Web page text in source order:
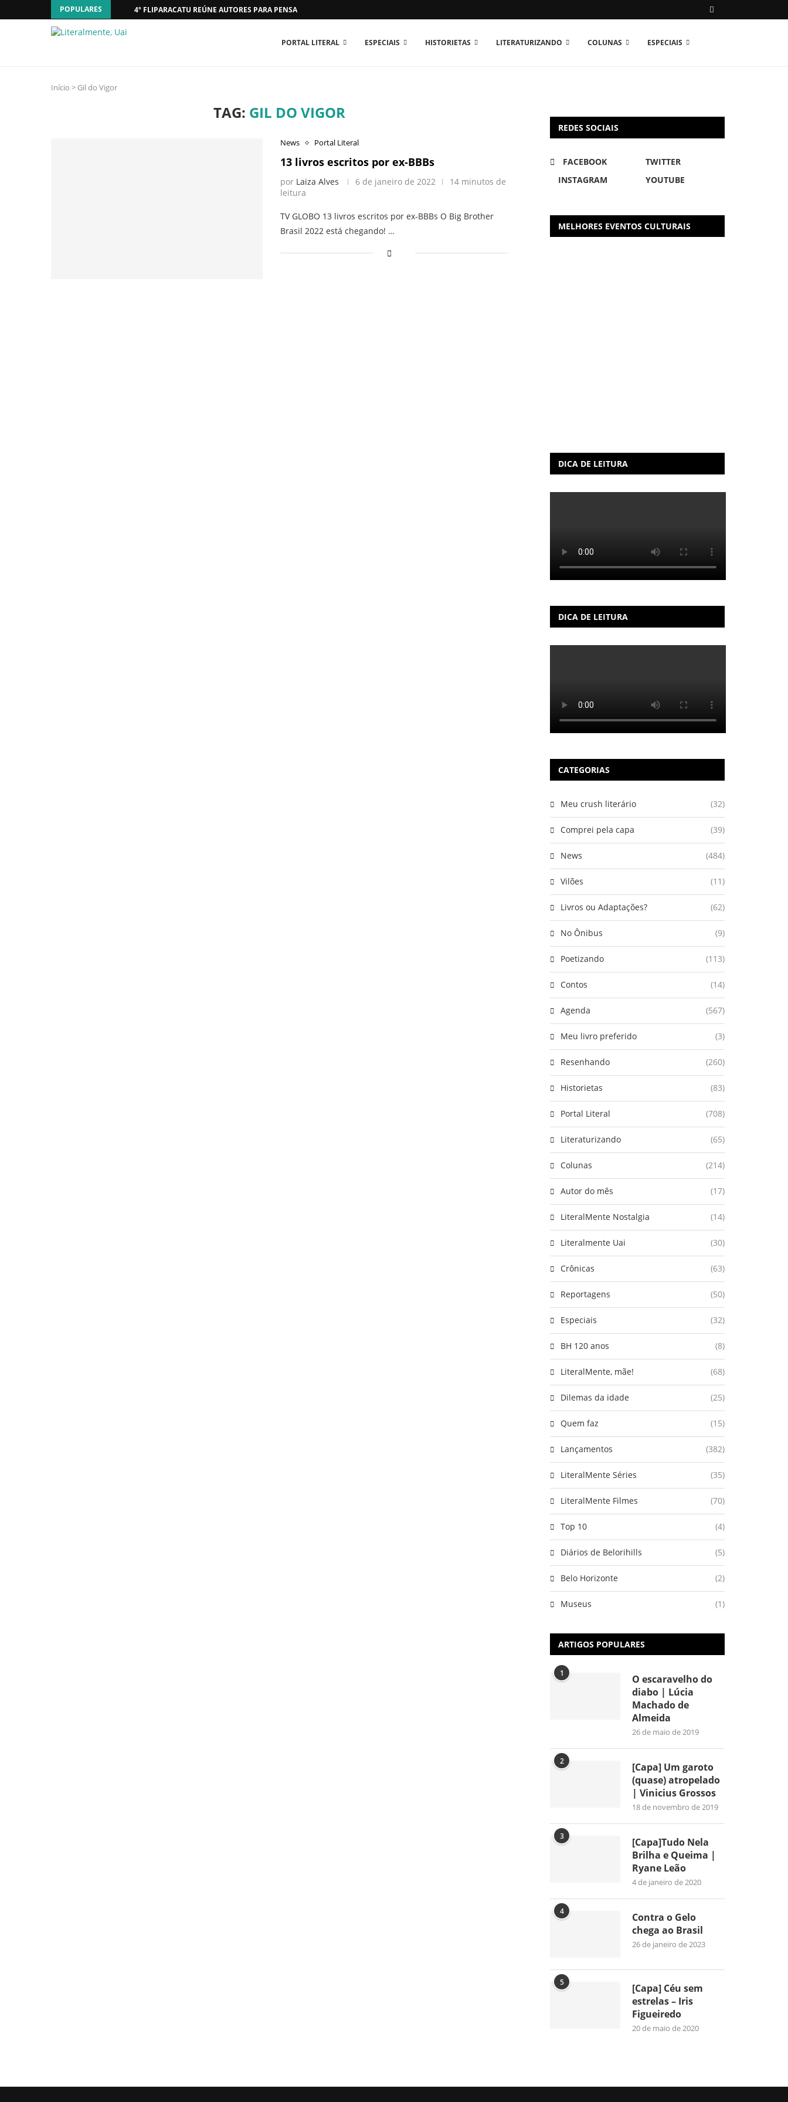
POPULARES 4º FLIPARACATU REÚNE AUTORES PARA PENSAR O MUNDO...
PORTAL LITERAL ESPECIAIS HISTORIETAS LITERATURIZANDO COLUNAS ESPECIAIS
Início > Gil do Vigor
TAG: GIL DO VIGOR
News Portal Literal
13 livros escritos por ex-BBBs
por Laiza Alves 6 de janeiro de 2022
14 minutos de
leitura
TV GLOBO 13 livros escritos por ex-BBBs O Big Brother
Brasil 2022 está chegando! …
REDES SOCIAIS
FACEBOOK
TWITTER
INSTAGRAM
YOUTUBE
MELHORES EVENTOS CULTURAIS
DICA DE LEITURA
DICA DE LEITURA
CATEGORIAS
Meu crush literário (32)
Comprei pela capa (39)
News (484)
Vilões (11)
Livros ou Adaptações? (62)
No Ônibus (9)
Poetizando (113)
Contos (14)
Agenda (567)
Meu livro preferido (3)
Resenhando (260)
Historietas (83)
Portal Literal (708)
Literaturizando (65)
Colunas (214)
Autor do mês (17)
LiteralMente Nostalgia (14)
Literalmente Uai (30)
Crônicas (63)
Reportagens (50)
Especiais (32)
BH 120 anos (8)
LiteralMente, mãe! (68)
Dilemas da idade (25)
Quem faz (15)
Lançamentos (382)
LiteralMente Séries (35)
LiteralMente Filmes (70)
Top 10 (4)
Diários de Belorihills (5)
Belo Horizonte (2)
Museus (1)
ARTIGOS POPULARES
1
O escaravelho do
diabo | Lúcia
Machado de
Almeida
26 de maio de 2019
2
[Capa] Um garoto
(quase) atropelado
| Vinicius Grossos
18 de novembro de 2019
3
[Capa]Tudo Nela
Brilha e Queima |
Ryane Leão
4 de janeiro de 2020
4
Contra o Gelo
chega ao Brasil
26 de janeiro de 2023
5
[Capa] Céu sem
estrelas – Iris
Figueiredo
20 de maio de 2020